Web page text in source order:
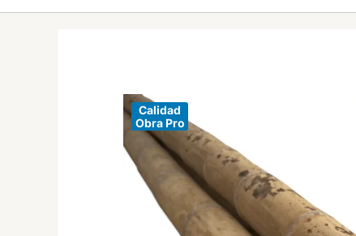
Calidad
Obra Pro